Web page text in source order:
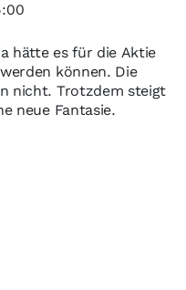
hätte es für die Aktie
können. Die
nicht. Trotzdem steigt
neue Fantasie.